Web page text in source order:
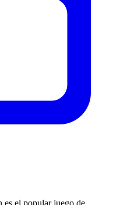
el popular juego de